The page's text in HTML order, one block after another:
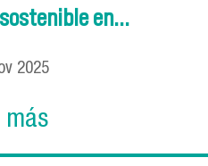
en...
2025
más